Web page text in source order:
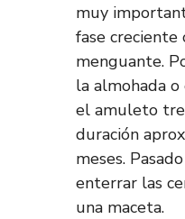
muy
fase creciente
menguante.
la almohada
el amuleto
duración
meses.
enterrar las
una maceta.